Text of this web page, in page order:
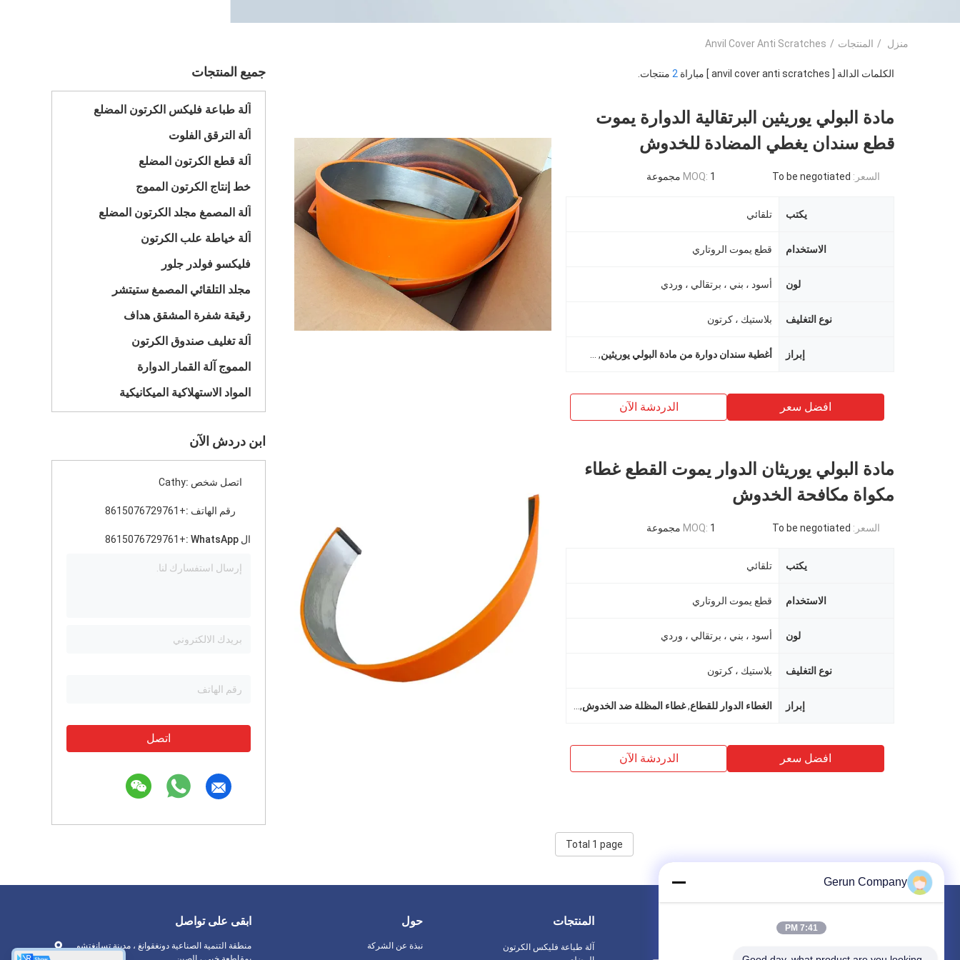
منزل / المنتجات /
Anvil Cover Anti Scratches
جميع المنتجات
آلة طباعة فليكس الكرتون المضلع
آلة الترقق الفلوت
آلة قطع الكرتون المضلع
خط إنتاج الكرتون المموج
آلة المصمغ مجلد الكرتون المضلع
آلة خياطة علب الكرتون
فليكسو فولدر جلور
مجلد التلقائي المصمغ ستيتشر
رقيقة شفرة المشقق هداف
آلة تغليف صندوق الكرتون
المموج آلة القمار الدوارة
المواد الاستهلاكية الميكانيكية
ابن دردش الآن
اتصل شخص :Cathy
رقم الهاتف :+8615076729761
ال WhatsApp : +8615076729761
اتصل
الكلمات الدالة [ anvil cover anti scratches ] مباراة 2 منتجات.
مادة البولي يوريثين البرتقالية الدوارة يموت
قطع سندان يغطي المضادة للخدوش
السعر: To be negotiated
MOQ: 1 مجموعة
يكتب تلقائي
الاستخدام قطع يموت الروتاري
لون أسود ، بني ، برتقالي ، وردي
نوع التغليف بلاستيك ، كرتون
إبراز أغطية سندان دوارة من مادة البولي يوريثين,
افضل سعر الدردشة الآن
مادة البولي يوريثان الدوار يموت القطع غطاء
مكواة مكافحة الخدوش
السعر: To be negotiated
MOQ: 1 مجموعة
يكتب تلقائي
الاستخدام قطع يموت الروتاري
لون أسود ، بني ، برتقالي ، وردي
نوع التغليف بلاستيك ، كرتون
إبراز الغطاء الدوار للقطاع,غطاء المظلة ضد الخدوش,
افضل سعر الدردشة الآن
Total 1 page
ابقى على تواصل
منطقة التنمية الصناعية دونغقوانغ ، مدينة تسانغتشو
حول
نبذة عن الشركة
المنتجات
آلة طباعة فليكس الكرتون
Gerun Company
7:41 PM